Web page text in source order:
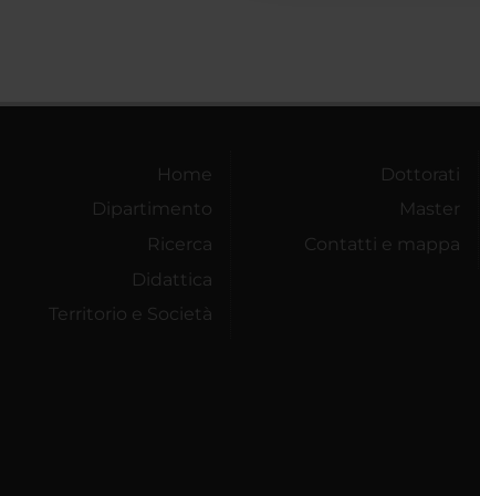
Home
Dipartimento
Ricerca
Didattica
Territorio e Società
Dottorati
Master
Contatti e mappa